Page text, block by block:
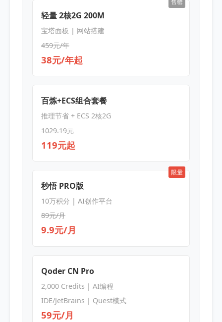
售罄
轻量 2核2G 200M
宝塔面板 | 网站搭建
459元/年
38元/年起
百炼+ECS组合套餐
推理节省 + ECS 2核2G
1029.19元
119元起
限量
秒悟 PRO版
10万积分 | AI创作平台
89元/月
9.9元/月
Qoder CN Pro
2,000 Credits | AI编程
IDE/JetBrains | Quest模式
59元/月